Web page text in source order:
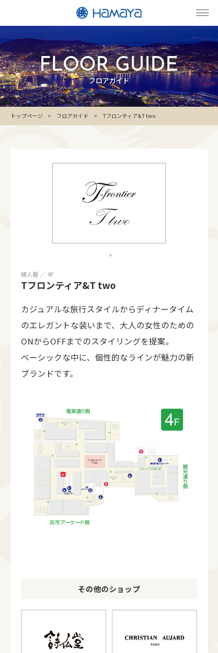
FLOOR GUIDE
フロアガイド
トップページ フロアガイド Tフロンティア&T two
婦人服 ／ 4F
Tフロンティア&T two
カジュアルな旅行スタイルからディナータイム
のエレガントな装いまで、大人の女性のための
ONからOFFまでのスタイリングを提案。
ベーシックな中に、個性的なラインが魅力の新
ブランドです。
その他のショップ